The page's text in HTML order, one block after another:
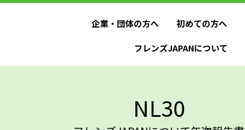
フレンズJAPANについて
企業・団体の方へ 初めての方へ
NL30